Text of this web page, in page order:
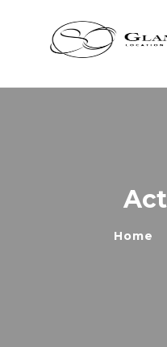
Home